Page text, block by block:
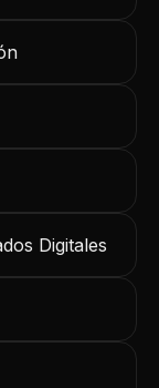
Digitales